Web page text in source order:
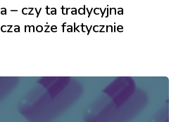
– czy ta tradycyjna
może faktycznie